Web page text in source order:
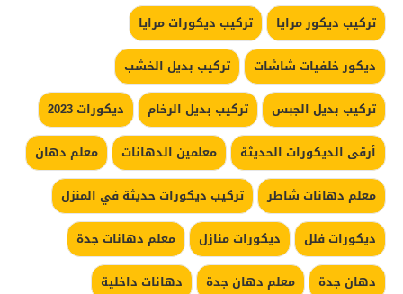
تركيب ديكور مرايا
تركيب ديكورات مرايا
ديكور خلفيات شاشات
تركيب بديل الخشب
تركيب بديل الجبس
تركيب بديل الرخام
ديكورات 2023
أرقى الديكورات الحديثة
معلمين الدهانات
معلم دهان
معلم دهانات شاطر
تركيب ديكورات حديثة في المنزل
ديكورات فلل
ديكورات منازل
معلم دهانات جدة
دهان جدة
معلم دهان جدة
دهانات داخلية